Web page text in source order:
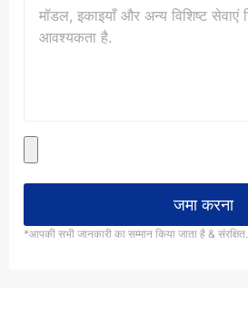
जमा करना
*आपकी सभी जानकारी का सम्मान किया जाता है & संरक्षित.